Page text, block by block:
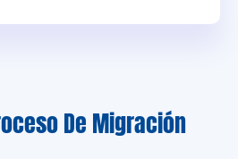
De Migración